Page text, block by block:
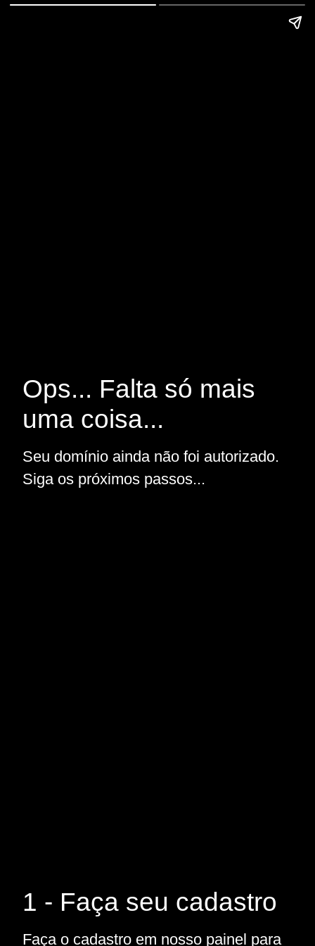
Ops... Falta só mais
uma coisa...
Seu domínio ainda não foi autorizado.
Siga os próximos passos...
1 - Faça seu cadastro
Faça o cadastro em nosso painel para